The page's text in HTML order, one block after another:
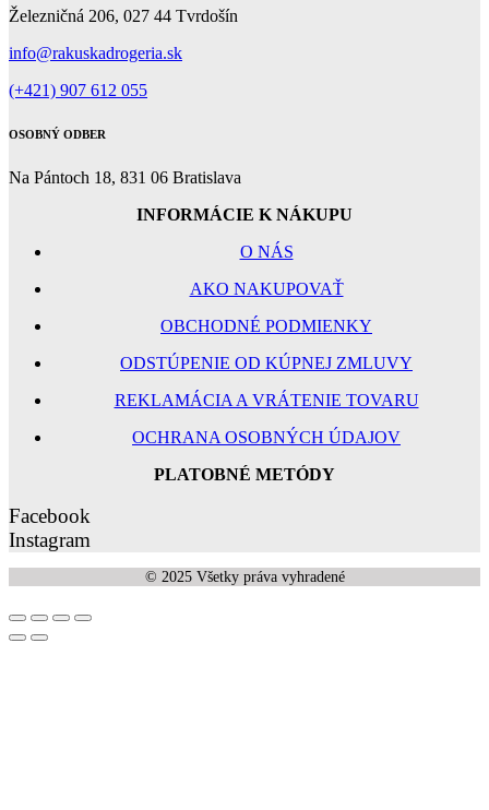
Železničná 206, 027 44 Tvrdošín
info@rakuskadrogeria.sk
(+421) 907 612 055
OSOBNÝ ODBER
Na Pántoch 18, 831 06 Bratislava
INFORMÁCIE K NÁKUPU
O NÁS
AKO NAKUPOVAŤ
OBCHODNÉ PODMIENKY
ODSTÚPENIE OD KÚPNEJ ZMLUVY
REKLAMÁCIA A VRÁTENIE TOVARU
OCHRANA OSOBNÝCH ÚDAJOV
PLATOBNÉ METÓDY
Facebook
Instagram
© 2025 Všetky práva vyhradené